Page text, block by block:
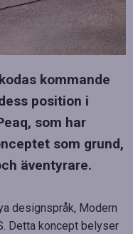
kommande
position i
som har
som grund,
äventyrare.
designspråk, Modern
Detta koncept belyser